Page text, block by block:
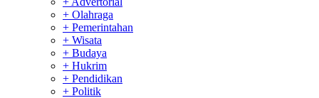
+ Olahraga
+ Pemerintahan
+ Wisata
+ Budaya
+ Hukrim
+ Pendidikan
+ Politik